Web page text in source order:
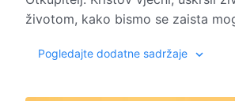
životom, kako bismo se zaista
Pogledajte dodatne sadržaje